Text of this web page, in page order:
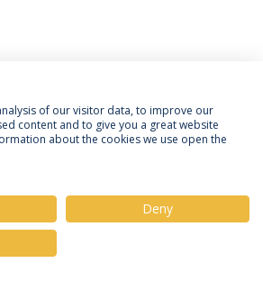
Termos & Condições
do Titular dos Dados
Católica Portuguesa
of our visitor data, to improve our
content and to give you a great website
about the cookies we use open the
Deny